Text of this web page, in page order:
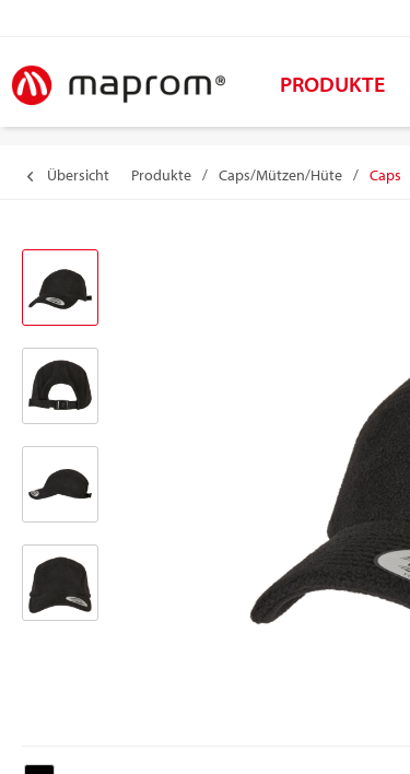
PRODUKTE
Übersicht Produkte / Caps/Mützen/Hüte / Caps